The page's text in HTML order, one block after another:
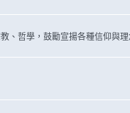
、哲學，鼓勵宣揚各種信仰與理